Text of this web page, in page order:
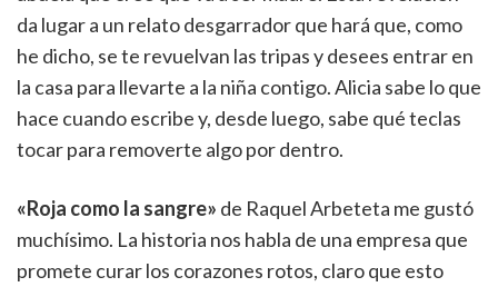
da lugar a un relato desgarrador que hará que, como
he dicho, se te revuelvan las tripas y desees entrar en
la casa para llevarte a la niña contigo. Alicia sabe lo que
hace cuando escribe y, desde luego, sabe qué teclas
tocar para removerte algo por dentro.
«Roja como la sangre» de Raquel Arbeteta me gustó
muchísimo. La historia nos habla de una empresa que
promete curar los corazones rotos, claro que esto